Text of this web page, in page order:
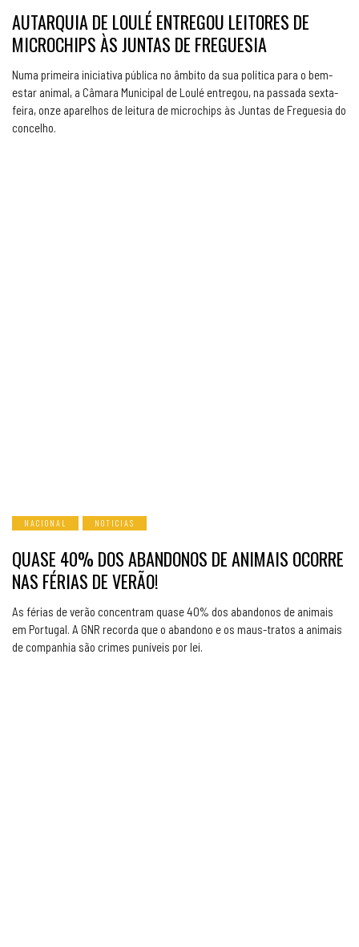
AUTARQUIA DE LOULÉ ENTREGOU LEITORES DE
MICROCHIPS ÀS JUNTAS DE FREGUESIA
Numa primeira iniciativa pública no âmbito da sua política para o bem-
estar animal, a Câmara Municipal de Loulé entregou, na passada sexta-
feira, onze aparelhos de leitura de microchips às Juntas de Freguesia do
concelho.
NACIONAL NOTICIAS
QUASE 40% DOS ABANDONOS DE ANIMAIS OCORRE
NAS FÉRIAS DE VERÃO!
As férias de verão concentram quase 40% dos abandonos de animais
em Portugal. A GNR recorda que o abandono e os maus-tratos a animais
de companhia são crimes puníveis por lei.